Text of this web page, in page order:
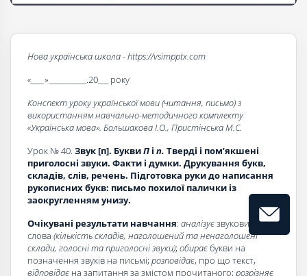
Нова українська школа - https://vsimpptx.com
«____ »___________.20___ року
Конспект уроку української мови (читання, письмо) з
використанням навчально-методичного комплекту
«Українська мова». Большакова І.О., Пристінська М.С.
Урок № 40. Звук [п]. БуквиП і п. Тверді і пом’якшені
приголосні звуки. Факти і думки. Друкування букв,
складів, слів, речень. Підготовка руки до написання
рукописних букв: письмо похилої палички із
заокругленням унизу.
Очікувані результати навчання: аналізуєзвуковий склад
слова (кількість складів, наголошений та ненаголошені
склади, голосні та приголосні звуки); обираєбукви на
позначення звуків на письмі; розповідає, про що текст,
відповідає на запитання за змістом прочитаного; розрізняє